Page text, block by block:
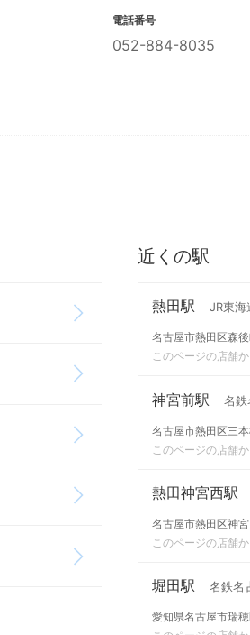
電話番号
052-884-8035
近くの駅
熱田駅 JR東海
名古屋市熱田区森
このページの店舗
神宮前駅 名鉄
名古屋市熱田区三
このページの店舗
熱田神宮西駅
名古屋市熱田区神
このページの店舗
堀田駅 名鉄名
愛知県名古屋市瑞